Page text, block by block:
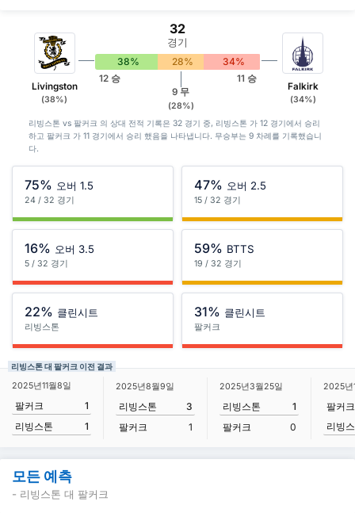
Livingston
(38%)
32
경기
38% 28% 34%
12 승
9 무
(28%)
11 승
Falkirk
(34%)
리빙스톤 vs 팔커크 의 상대 전적 기록은 32 경기 중, 리빙스톤 가 12 경기에서 승리
하고 팔커크 가 11 경기에서 승리 했음을 나타냅니다. 무승부는 9 차례를 기록했습니
다.
75% 오버 1.5
24 / 32 경기
47% 오버 2.5
15 / 32 경기
16% 오버 3.5
5 / 32 경기
59% BTTS
19 / 32 경기
22% 클린시트
리빙스톤
31% 클린시트
팔커크
리빙스톤 대 팔커크 이전 결과
2025년11월8일
팔커크
1
리빙스톤
1
2025년8월9일
리빙스톤
3
팔커크
1
2025년3월25일
리빙스톤
1
팔커크
0
2025년
팔커크
리빙
모든 예측
- 리빙스톤 대 팔커크